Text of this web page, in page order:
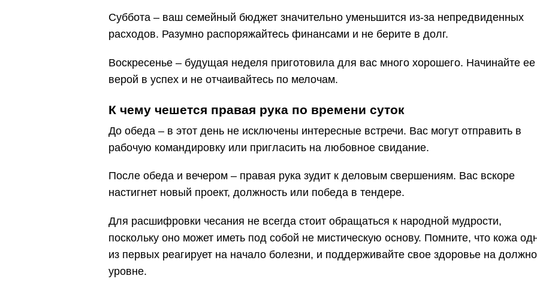
Суббота – ваш семейный бюджет значительно уменьшится из-за непредвиденных
расходов. Разумно распоряжайтесь финансами и не берите в долг.
Воскресенье – будущая неделя приготовила для вас много хорошего. Начинайте ее
верой в успех и не отчаивайтесь по мелочам.
К чему чешется правая рука по времени суток
До обеда – в этот день не исключены интересные встречи. Вас могут отправить в
рабочую командировку или пригласить на любовное свидание.
После обеда и вечером – правая рука зудит к деловым свершениям. Вас вскоре
настигнет новый проект, должность или победа в тендере.
Для расшифровки чесания не всегда стоит обращаться к народной мудрости,
поскольку оно может иметь под собой не мистическую основу. Помните, что кожа
из первых реагирует на начало болезни, и поддерживайте свое здоровье на
уровне.